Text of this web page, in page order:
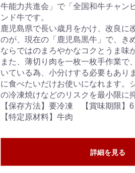
牛能力共進会」で「全国和牛チャン
ンド牛です。
鹿児島県で長い歳月をかけ、改良に
のが、現在の「鹿児島黒牛」で、き
ならではのまろやかなコクとうま味
また、薄切り肉を一枚一枚手作業で
いている為、小分けする必要もあり
に食べたいだけお使いになれます。
の冷凍焼けなどのリスクを最小限に
【保存方法】要冷凍 【賞味期限】6
【特定原材料】牛肉
詳細を見る